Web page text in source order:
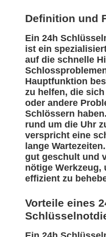
Definition und
Ein 24h
ist ein
auf die schnelle
Hauptfunktion
zu helfen, die
oder andere
Schlössern
rund um die Uhr
verspricht eine
lange
gut geschult und
nötige Werkzeug,
effizient zu
Vorteile eines